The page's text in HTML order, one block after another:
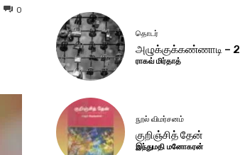
0
தொடர்
அழுக்குக்கண்ணாடி – 2
ராகவ் மிர்தாத்
நூல் விமர்சனம்
குறிஞ்சித் தேன்
இந்துமதி மனோகரன்